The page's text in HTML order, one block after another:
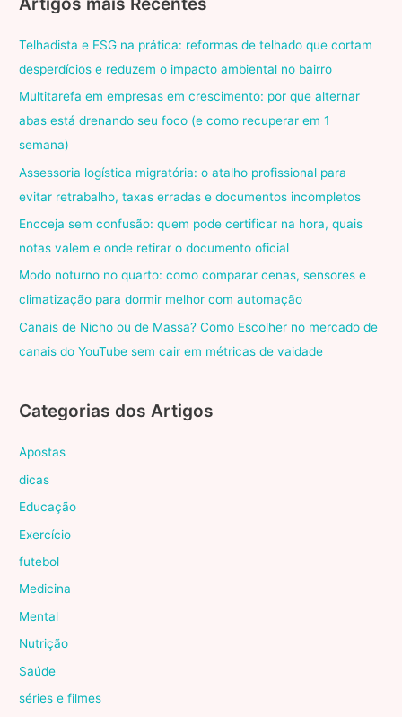
Telhadista e ESG na prática: reformas de telhado que cortam
desperdícios e reduzem o impacto ambiental no bairro
Multitarefa em empresas em crescimento: por que alternar
abas está drenando seu foco (e como recuperar em 1
semana)
Assessoria logística migratória: o atalho profissional para
evitar retrabalho, taxas erradas e documentos incompletos
Encceja sem confusão: quem pode certificar na hora, quais
notas valem e onde retirar o documento oficial
Modo noturno no quarto: como comparar cenas, sensores e
climatização para dormir melhor com automação
Canais de Nicho ou de Massa? Como Escolher no mercado de
canais do YouTube sem cair em métricas de vaidade
Categorias dos Artigos
Apostas
dicas
Educação
Exercício
futebol
Medicina
Mental
Nutrição
Saúde
séries e filmes